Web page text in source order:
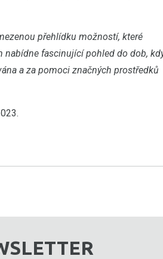
přehlídku možností, které
nabídne fascinující pohled do dob,
a za pomoci značných prostředků